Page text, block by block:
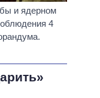
и ядерном
4